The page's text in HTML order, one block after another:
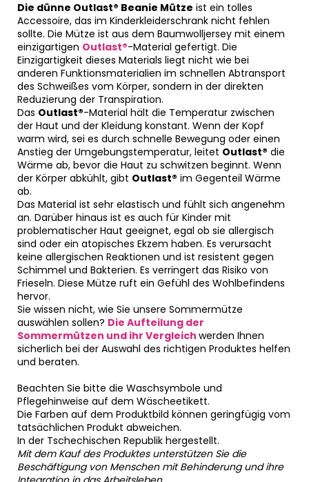
Die dünne Outlast® Beanie Mütze ist ein tolles
Accessoire, das im Kinderkleiderschrank nicht fehlen
sollte. Die Mütze ist aus dem Baumwolljersey mit einem
einzigartigen Outlast®-Material gefertigt. Die
Einzigartigkeit dieses Materials liegt nicht wie bei
anderen Funktionsmaterialien im schnellen Abtransport
des Schweißes vom Körper, sondern in der direkten
Reduzierung der Transpiration.
Das Outlast®-Material hält die Temperatur zwischen
der Haut und der Kleidung konstant. Wenn der Kopf
warm wird, sei es durch schnelle Bewegung oder einen
Anstieg der Umgebungstemperatur, leitet Outlast® die
Wärme ab, bevor die Haut zu schwitzen beginnt. Wenn
der Körper abkühlt, gibt Outlast® im Gegenteil Wärme
ab.
Das Material ist sehr elastisch und fühlt sich angenehm
an. Darüber hinaus ist es auch für Kinder mit
problematischer Haut geeignet, egal ob sie allergisch
sind oder ein atopisches Ekzem haben. Es verursacht
keine allergischen Reaktionen und ist resistent gegen
Schimmel und Bakterien. Es verringert das Risiko von
Frieseln. Diese Mütze ruft ein Gefühl des Wohlbefindens
hervor.
Sie wissen nicht, wie Sie unsere Sommermütze
auswählen sollen? Die Aufteilung der
Sommermützen und ihr Vergleich werden Ihnen
sicherlich bei der Auswahl des richtigen Produktes helfen
und beraten.
Beachten Sie bitte die Waschsymbole und
Pflegehinweise auf dem Wäscheetikett.
Die Farben auf dem Produktbild können geringfügig vom
tatsächlichen Produkt abweichen.
In der Tschechischen Republik hergestellt.
Mit dem Kauf des Produktes unterstützen Sie die
Beschäftigung von Menschen mit Behinderung und ihre